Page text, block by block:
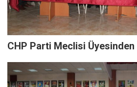
CHP Parti Meclisi